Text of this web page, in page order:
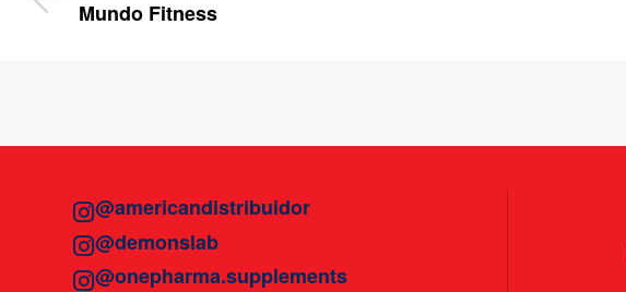
Mundo Fitness
@americandistribuidor
@demonslab
@onepharma.supplements